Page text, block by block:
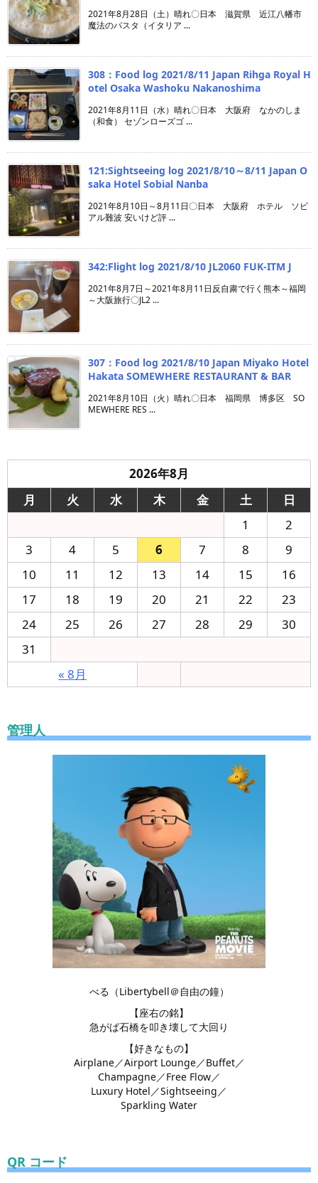
2021年8月28日（土）晴れ〇日本 滋賀県 近江八幡市
魔法のパスタ（イタリア ...
308：Food log 2021/8/11 Japan Rihga Royal H
otel Osaka Washoku Nakanoshima
2021年8月11日（水）晴れ〇日本 大阪府 なかのしま
（和食） セゾンローズゴ ...
121:Sightseeing log 2021/8/10～8/11 Japan O
saka Hotel Sobial Nanba
2021年8月10日～8月11日〇日本 大阪府 ホテル ソビ
アル難波 安いけど評 ...
342:Flight log 2021/8/10 JL2060 FUK-ITM J
2021年8月7日～2021年8月11日反自粛で行く熊本～福岡
～大阪旅行〇JL2 ...
307：Food log 2021/8/10 Japan Miyako Hotel
Hakata SOMEWHERE RESTAURANT & BAR
2021年8月10日（火）晴れ〇日本 福岡県 博多区 SO
MEWHERE RES ...
2026年8月
月
火 水 木 金 土 日
« 8月
1
2
3
4 5 6 7 8
9
10
11 12 13 14 15
16
17
18 19 20 21 22
23
24
25 26 27 28 29
30
31
管理人
べる（Libertybell＠自由の鐘）
【座右の銘】
急がば石橋を叩き壊して大回り
【好きなもの】
Airplane／Airport Lounge／Buffet／
Champagne／Free Flow／
Luxury Hotel／Sightseeing／
Sparkling Water
QR コード